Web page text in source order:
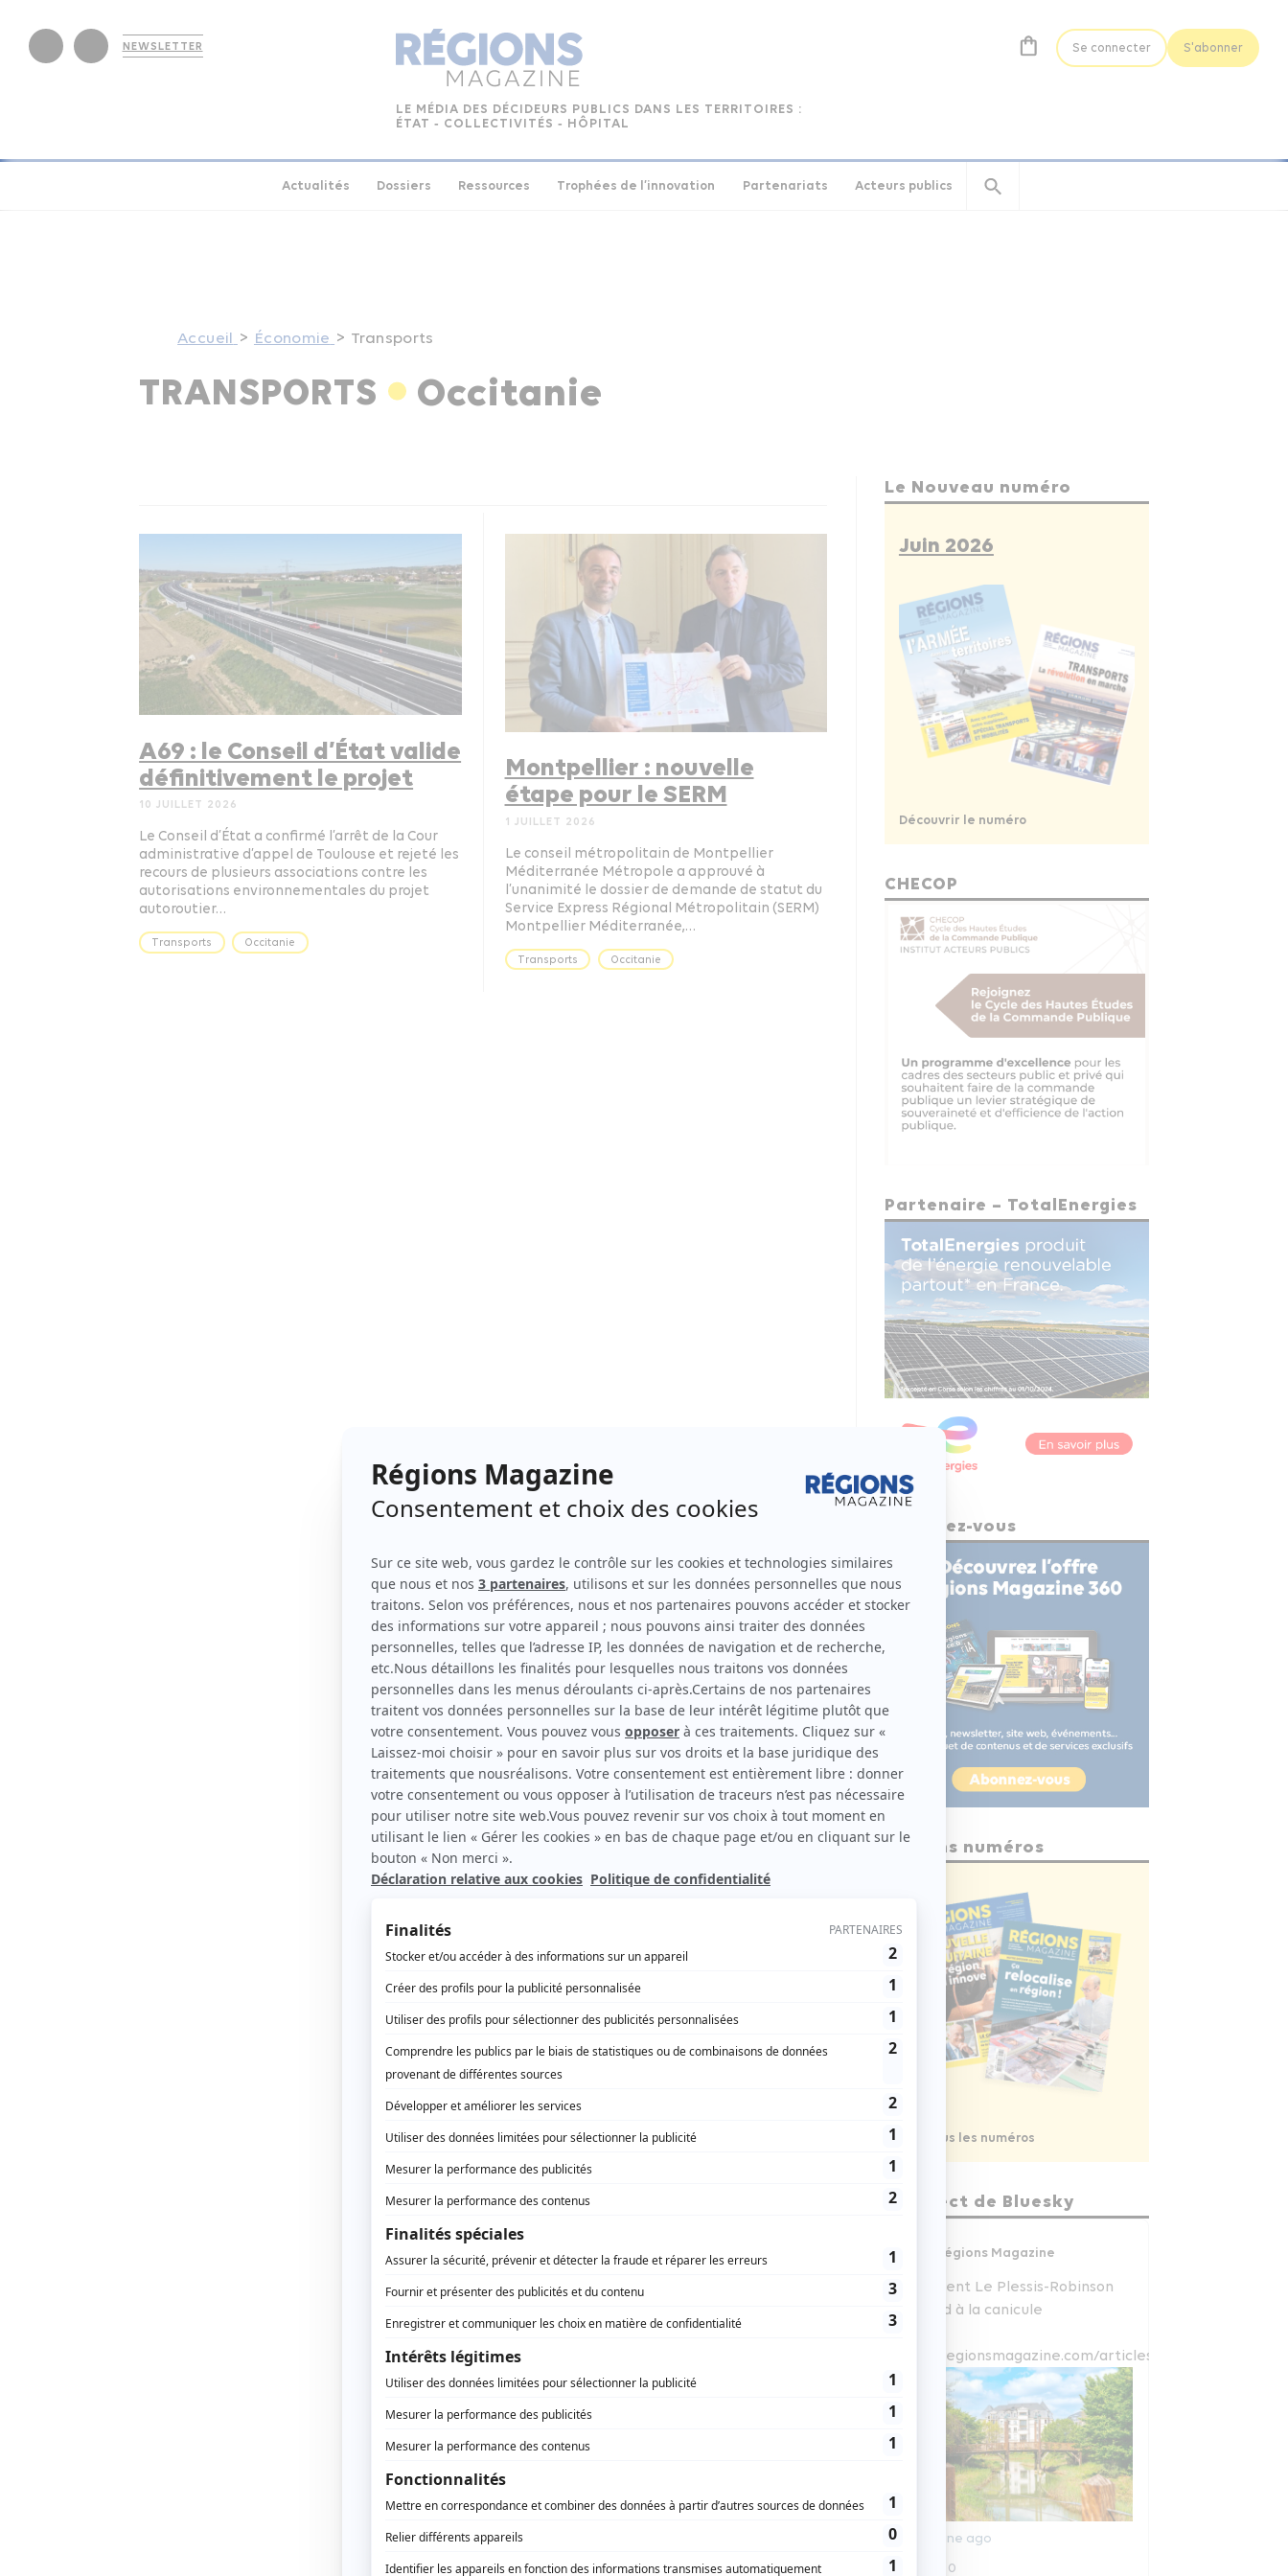
NEWSLETTER
LE MÉDIA DES DÉCIDEURS PUBLICS DANS LES TERRITOIRES :
ÉTAT ‑ COLLECTIVITÉS ‑ HÔPITAL
Se connecter S'abonner
Actualités Dossiers Ressources Trophées de l’innovation Partenariats Acteurs publics
Accueil Économie Transports
TRANSPORTS Occitanie
A69 : le Conseil d’État valide
définitivement le projet
10 JUILLET 2026
Le Conseil d’État a confirmé l’arrêt de la Cour
administrative d’appel de Toulouse et rejeté les
recours de plusieurs associations contre les
autorisations environnementales du projet
autoroutier…
Transports Occitanie
Montpellier : nouvelle
étape pour le SERM
1 JUILLET 2026
Le conseil métropolitain de Montpellier
Méditerranée Métropole a approuvé à
l’unanimité le dossier de demande de statut du
Service Express Régional Métropolitain (SERM)
Montpellier Méditerranée,…
Transports Occitanie
Le Nouveau numéro
Juin 2026
Découvrir le numéro
CHECOP
Partenaire – TotalEnergies
Abonnez-vous
Anciens numéros
Voir tous les numéros
En direct de Bluesky
Régions Magazine
Comment Le Plessis-Robinson
répond à la canicule
www.regionsmagazine.com/articles/com...
1 semaine ago
0